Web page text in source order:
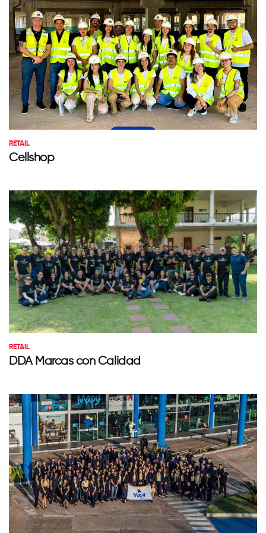
RETAIL
Cellshop
RETAIL
DDA Marcas con Calidad